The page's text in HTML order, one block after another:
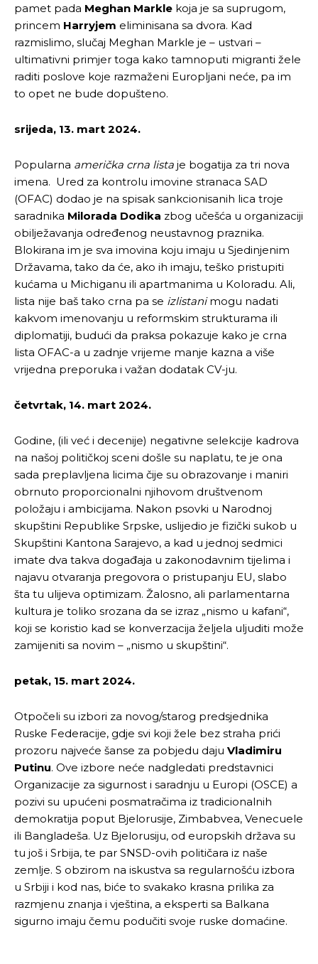
pamet pada Meghan Markle koja je sa suprugom,
princem Harryjem eliminisana sa dvora. Kad
razmislimo, slučaj Meghan Markle je – ustvari –
ultimativni primjer toga kako tamnoputi migranti žele
raditi poslove koje razmaženi Europljani neće, pa im
to opet ne bude dopušteno.
srijeda, 13. mart 2024.
Popularna američka crna lista je bogatija za tri nova
imena. Ured za kontrolu imovine stranaca SAD
(OFAC) dodao je na spisak sankcionisanih lica troje
saradnika Milorada Dodika zbog učešća u organizaciji
obilježavanja određenog neustavnog praznika.
Blokirana im je sva imovina koju imaju u Sjedinjenim
Državama, tako da će, ako ih imaju, teško pristupiti
kućama u Michiganu ili apartmanima u Koloradu. Ali,
lista nije baš tako crna pa se izlistanimogu nadati
kakvom imenovanju u reformskim strukturama ili
diplomatiji, budući da praksa pokazuje kako je crna
lista OFAC-a u zadnje vrijeme manje kazna a više
vrijedna preporuka i važan dodatak CV-ju.
četvrtak, 14. mart 2024.
Godine, (ili već i decenije) negativne selekcije kadrova
na našoj političkoj sceni došle su naplatu, te je ona
sada preplavljena licima čije su obrazovanje i maniri
obrnuto proporcionalni njihovom društvenom
položaju i ambicijama. Nakon psovki u Narodnoj
skupštini Republike Srpske, uslijedio je fizički sukob u
Skupštini Kantona Sarajevo, a kad u jednoj sedmici
imate dva takva događaja u zakonodavnim tijelima i
najavu otvaranja pregovora o pristupanju EU, slabo
šta tu ulijeva optimizam. Žalosno, ali parlamentarna
kultura je toliko srozana da se izraz „nismo u kafani“,
koji se koristio kad se konverzacija željela uljuditi može
zamijeniti sa novim – „nismo u skupštini“.
petak, 15. mart 2024.
Otpočeli su izbori za novog/starog predsjednika
Ruske Federacije, gdje svi koji žele bez straha prići
prozoru najveće šanse za pobjedu daju Vladimiru
Putinu. Ove izbore neće nadgledati predstavnici
Organizacije za sigurnost i saradnju u Europi (OSCE) a
pozivi su upućeni posmatračima iz tradicionalnih
demokratija poput Bjelorusije, Zimbabvea, Venecuele
ili Bangladeša. Uz Bjelorusiju, od europskih država su
tu još i Srbija, te par SNSD-ovih političara iz naše
zemlje. S obzirom na iskustva sa regularnošću izbora
u Srbiji i kod nas, biće to svakako krasna prilika za
razmjenu znanja i vještina, a eksperti sa Balkana
sigurno imaju čemu podučiti svoje ruske domaćine.